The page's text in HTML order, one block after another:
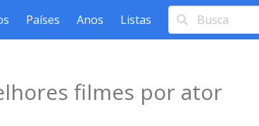
Países Anos Listas
filmes por ator